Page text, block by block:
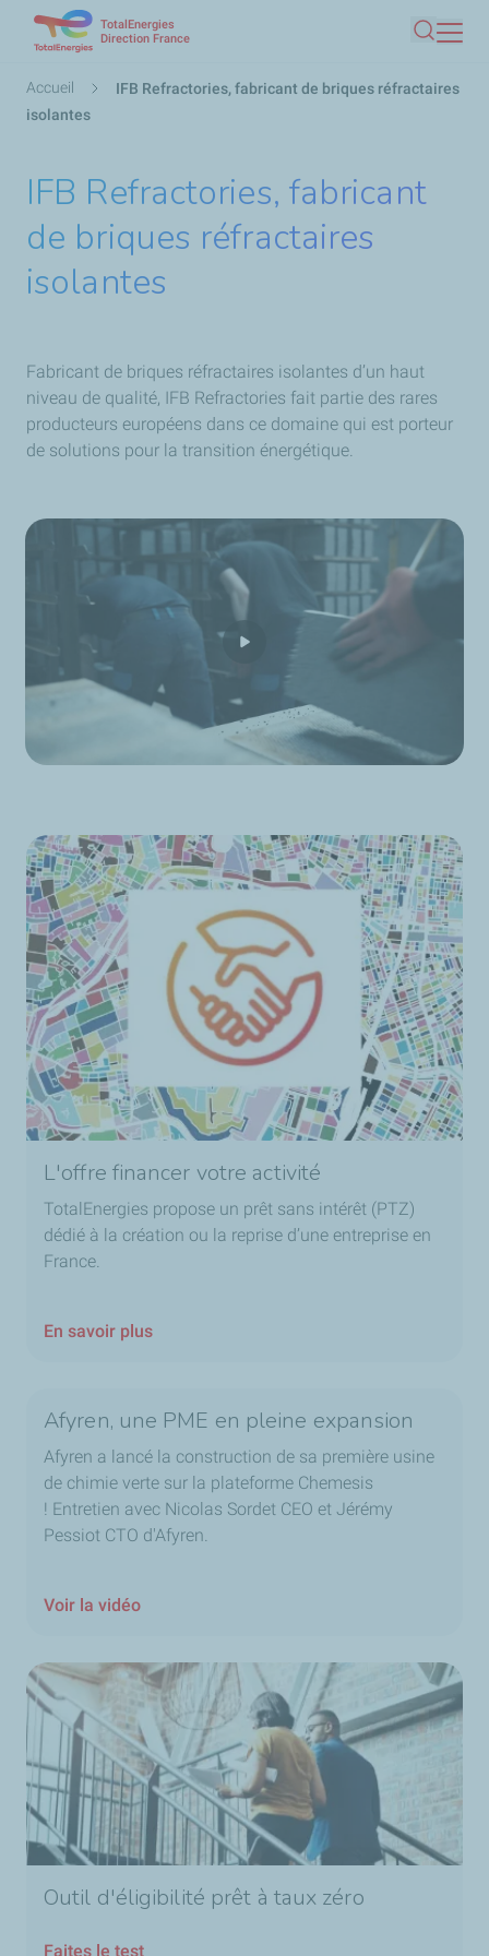
contenu
TotalEnergies
Direction France
Fil
d'Ariane
Accueil
IFB Refractories, fabricant de briques réfractaires
isolantes
IFB Refractories, fabricant
de briques réfractaires
isolantes
Fabricant de briques réfractaires isolantes d’un haut
niveau de qualité, IFB Refractories fait partie des rares
producteurs européens dans ce domaine qui est porteur
de solutions pour la transition énergétique.
L'offre financer votre activité
TotalEnergies propose un prêt sans intérêt (PTZ)
dédié à la création ou la reprise d’une entreprise en
France.
En savoir plus
Afyren, une PME en pleine expansion
Afyren a lancé la construction de sa première usine
de chimie verte sur la plateforme Chemesis
! Entretien avec Nicolas Sordet CEO et Jérémy
Pessiot CTO d'Afyren.
Voir la vidéo
Outil d'éligibilité prêt à taux zéro
Faites le test